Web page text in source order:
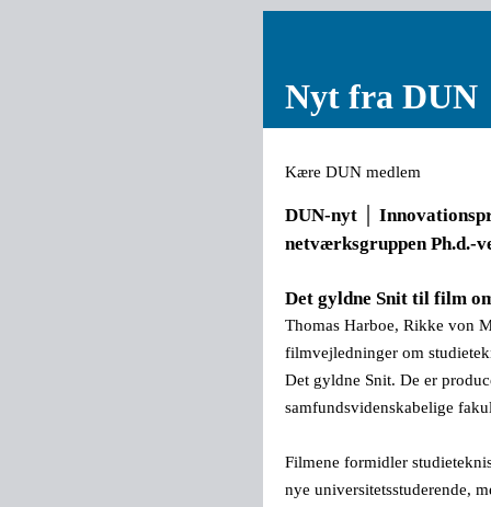
Nyt fra DUN
Kære DUN medlem
DUN-nyt
netværksgruppen Ph.d.-
Det gyldne Snit til film
Thomas Harboe, Rikke von
filmvejledninger om
Det gyldne Snit. De er
samfundsvidenskabelige
Filmene formidler
nye universitetsstuderende,